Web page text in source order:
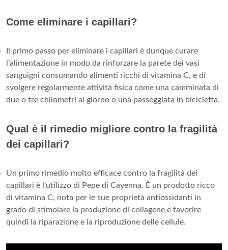
Come eliminare i capillari?
Il primo passo per eliminare i capillari è dunque curare
l’alimentazione in modo da rinforzare la parete dei vasi
sanguigni consumando alimenti ricchi di vitamina C, e di
svolgere regolarmente attività fisica come una camminata di
due o tre chilometri al giorno o una passeggiata in bicicletta.
Qual è il rimedio migliore contro la fragilità
dei capillari?
Un primo rimedio molto efficace contro la fragilità dei
capillari è l’utilizzo di Pepe di Cayenna. È un prodotto ricco
di vitamina C, nota per le sue proprietà antiossidanti in
grado di stimolare la produzione di collagene e favorire
quindi la riparazione e la riproduzione delle cellule.